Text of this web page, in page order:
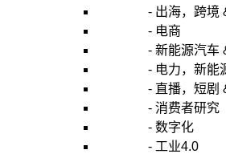
- 出海，跨境 &
- 电商
- 新能源汽车 &
- 电力，新能源
- 直播，短剧 &
- 消费者研究
- 数字化
- 工业4.0